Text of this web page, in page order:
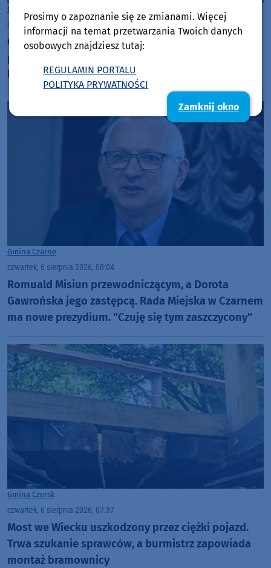
Gmina Brusy
czwartek, 6 sierpnia 2026, 09:01
Gmina Brusy remontuje budynek dawnej
pastorówki w Kosobudach. Odnowa zabytku
kosztuje ponad 1 mln zł
Gmina Czarne
czwartek, 6 sierpnia 2026, 08:04
Romuald Misiun przewodniczącym, a Dorota
Gawrońska jego zastępcą. Rada Miejska w Czarnem
ma nowe prezydium. "Czuję się tym zaszczycony"
Gmina Czersk
czwartek, 6 sierpnia 2026, 07:37
Most we Wiecku uszkodzony przez ciężki pojazd.
Trwa szukanie sprawców, a burmistrz zapowiada
montaż bramownicy
Prosimy o zapoznanie się ze zmianami. Więcej
informacji na temat przetwarzania Twoich danych
osobowych znajdziesz tutaj:
REGULAMIN PORTALU
POLITYKA PRYWATNOŚCI
Zamknij okno